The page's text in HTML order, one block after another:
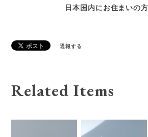
日本国内にお住まいの
通報する
Related Items